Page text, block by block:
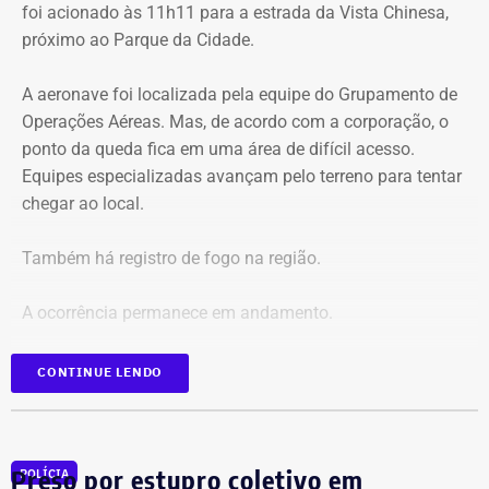
O pedido de Búzios à Justiça
Em caráter urgente, antes da apresentação da defesa das
empresas, a prefeitura solicitou:
Preservação integral dos registros dos nove perfis;
Entrega dos dados de titulares e administradores;
Identificação de anunciantes e financiadores;
Cruzamento técnico das informações das contas;
Retirada das publicações relacionadas no processo;
Interrupção de anúncios e impulsionamentos;
Suspensão temporária de contas que não fossem
vinculadas a pessoas autênticas;
Proibição de distribuição paga por contas ainda não
Multa diária de R$ 50 mil por obrigação descumprida.
foi acionado às 11h11 para a estrada da Vista Chinesa,
próximo ao Parque da Cidade.
A aeronave foi localizada pela equipe do Grupamento de
Operações Aéreas. Mas, de acordo com a corporação, o
ponto da queda fica em uma área de difícil acesso.
Equipes especializadas avançam pelo terreno para tentar
chegar ao local.
Também há registro de fogo na região.
A ocorrência permanece em andamento.
*Em atualização
CONTINUE LENDO
POLÍCIA
Preso por estupro coletivo em